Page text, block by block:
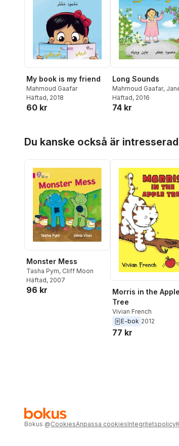
My book is my friend
Mahmoud Gaafar
Häftad, 2018
60 kr
Long Sounds
Mahmoud Gaafar,
Wightwick
Häftad, 2016
74 kr
Du kanske också är
Monster Mess
Tasha Pym, Cliff Moon
Häftad, 2007
96 kr
Morris in the Apple
Tree
Vivian French
E-bok 2012
77 kr
Bokus @CookiesAnpassa cookiesIntegritetspolicy